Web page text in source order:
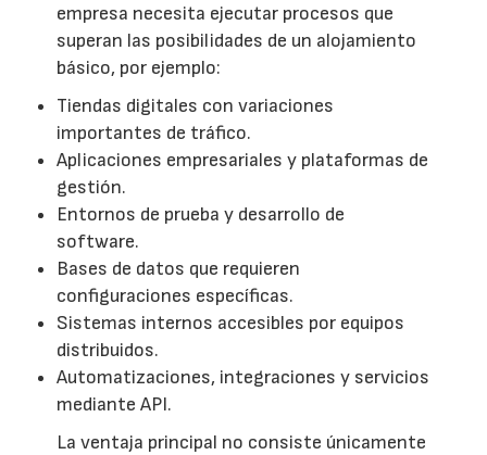
empresa necesita ejecutar procesos que
superan las posibilidades de un alojamiento
básico, por ejemplo:
Tiendas digitales con variaciones
importantes de tráfico.
Aplicaciones empresariales y plataformas de
gestión.
Entornos de prueba y desarrollo de
software.
Bases de datos que requieren
configuraciones específicas.
Sistemas internos accesibles por equipos
distribuidos.
Automatizaciones, integraciones y servicios
mediante API.
La ventaja principal no consiste únicamente